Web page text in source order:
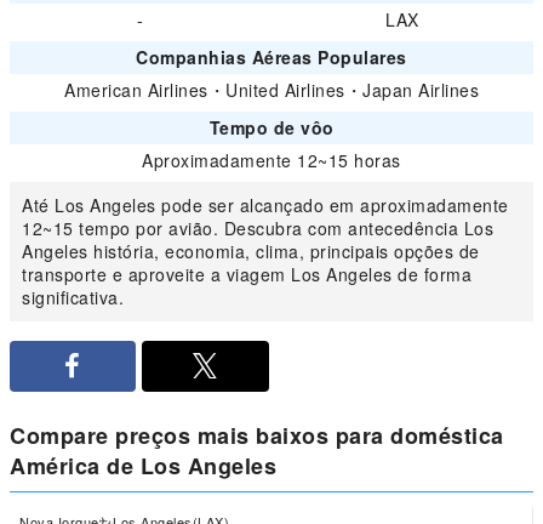
-
LAX
Companhias Aéreas Populares
American Airlines ・ United Airlines ・ Japan Airlines
Tempo de vôo
Aproximadamente 12~15 horas
Até Los Angeles pode ser alcançado em aproximadamente
12~15 tempo por avião. Descubra com antecedência Los
Angeles história, economia, clima, principais opções de
transporte e aproveite a viagem Los Angeles de forma
significativa.
Compare preços mais baixos para doméstica
América de Los Angeles